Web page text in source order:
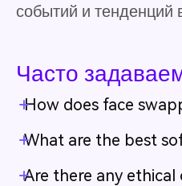
событий и тенденций
Часто
How does face
What are the best
Are there any